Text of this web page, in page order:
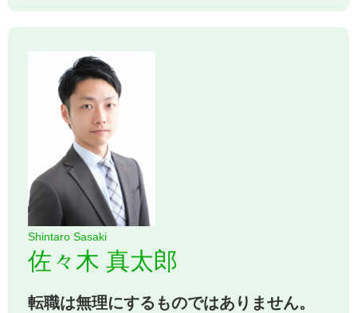
Shintaro Sasaki
佐々木 真太郎
転職は無理にするものではありません。